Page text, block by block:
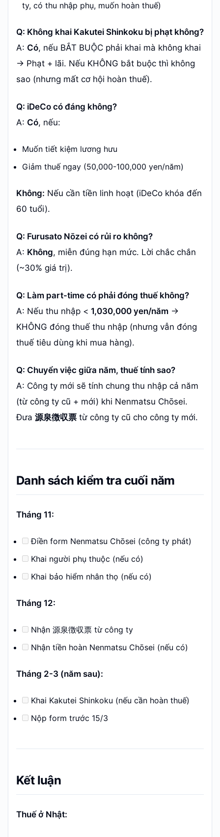
ty, có thu nhập phụ, muốn hoàn thuế)
Q: Không khai Kakutei Shinkoku bị phạt không?
A: Có, nếu BẮT BUỘC phải khai mà không khai
→ Phạt + lãi. Nếu KHÔNG bắt buộc thì không
sao (nhưng mất cơ hội hoàn thuế).
Q: iDeCo có đáng không?
A: Có, nếu:
Muốn tiết kiệm lương hưu
Giảm thuế ngay (50,000-100,000 yen/năm)
Không: Nếu cần tiền linh hoạt (iDeCo khóa đến
60 tuổi).
Q: Furusato Nōzei có rủi ro không?
A: Không, miễn đúng hạn mức. Lời chắc chắn
(~30% giá trị).
Q: Làm part-time có phải đóng thuế không?
A: Nếu thu nhập < 1,030,000 yen/năm →
KHÔNG đóng thuế thu nhập (nhưng vẫn đóng
thuế tiêu dùng khi mua hàng).
Q: Chuyển việc giữa năm, thuế tính sao?
A: Công ty mới sẽ tính chung thu nhập cả năm
(từ công ty cũ + mới) khi Nenmatsu Chōsei.
Đưa 源泉徴収票 từ công ty cũ cho công ty mới.
Danh sách kiểm tra cuối năm
Tháng 11:
Điền form Nenmatsu Chōsei (công ty phát)
Khai người phụ thuộc (nếu có)
Khai bảo hiểm nhân thọ (nếu có)
Tháng 12:
Nhận 源泉徴収票 từ công ty
Nhận tiền hoàn Nenmatsu Chōsei (nếu có)
Tháng 2-3 (năm sau):
Khai Kakutei Shinkoku (nếu cần hoàn thuế)
Nộp form trước 15/3
Kết luận
Thuế ở Nhật: